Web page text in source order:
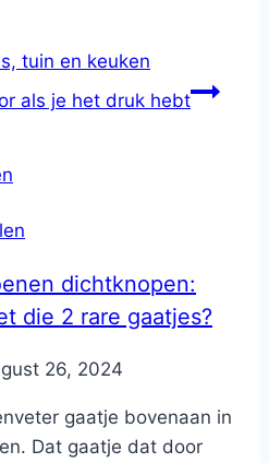
tuin en keuken
als je het druk hebt
dichtknopen:
die 2 rare gaatjes?
26, 2024
gaatje bovenaan in
Dat gaatje dat door